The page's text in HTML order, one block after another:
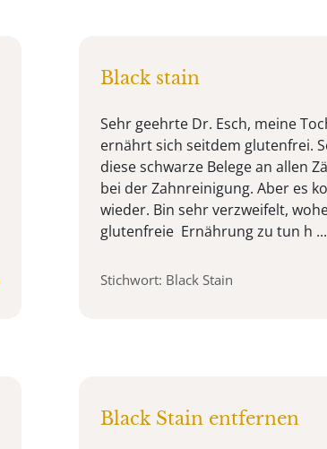
Black stain
Sehr geehrte Dr. Esch, meine
ernährt sich seitdem glutenfrei.
diese schwarze Belege an allen
bei der Zahnreinigung. Aber es
wieder. Bin sehr verzweifelt,
glutenfreie Ernährung zu tun h ...
Stichwort: Black Stain
Black Stain entfernen